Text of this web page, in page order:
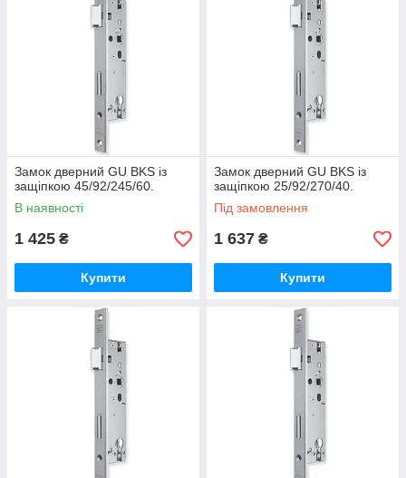
Замок дверний GU BKS із
защіпкою 45/92/245/60.
В наявності
1 425 ₴
Купити
Замок дверний GU BKS із
защіпкою 25/92/270/40.
Під замовлення
1 637 ₴
Купити